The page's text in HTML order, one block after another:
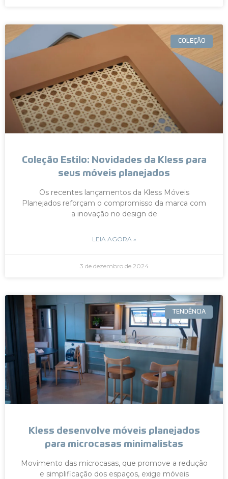
COLEÇÃO
Coleção Estilo: Novidades da Kless para
seus móveis planejados
Os recentes lançamentos da Kless Móveis
Planejados reforçam o compromisso da marca com
a inovação no design de
LEIA AGORA »
3 de dezembro de 2024
TENDÊNCIA
Kless desenvolve móveis planejados
para microcasas minimalistas
Movimento das microcasas, que promove a redução
e simplificação dos espaços, exige móveis